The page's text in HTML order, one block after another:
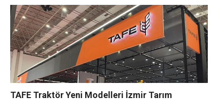
TAFE Traktör Yeni Modelleri İzmir Tarım